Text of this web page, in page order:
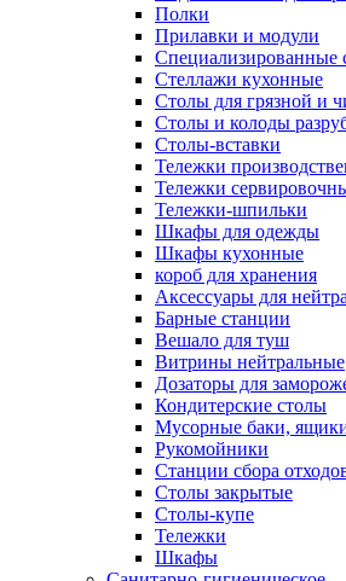
Полки
Прилавки и модули
Специализированные
Стеллажи кухонные
Столы для грязной и
Столы и колоды
Столы-вставки
Тележки
Тележки
Тележки-шпильки
Шкафы для одежды
Шкафы кухонные
короб для хранения
Аксессуары для
Барные станции
Вешало для туш
Витрины нейтральные
Дозаторы для
Кондитерские столы
Мусорные баки,
Рукомойники
Станции сбора
Столы закрытые
Столы-купе
Тележки
Шкафы